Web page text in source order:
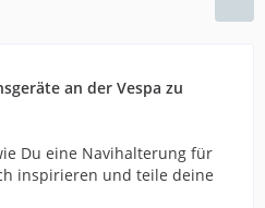
an der Vespa zu
Du eine Navihalterung für
inspirieren und teile deine